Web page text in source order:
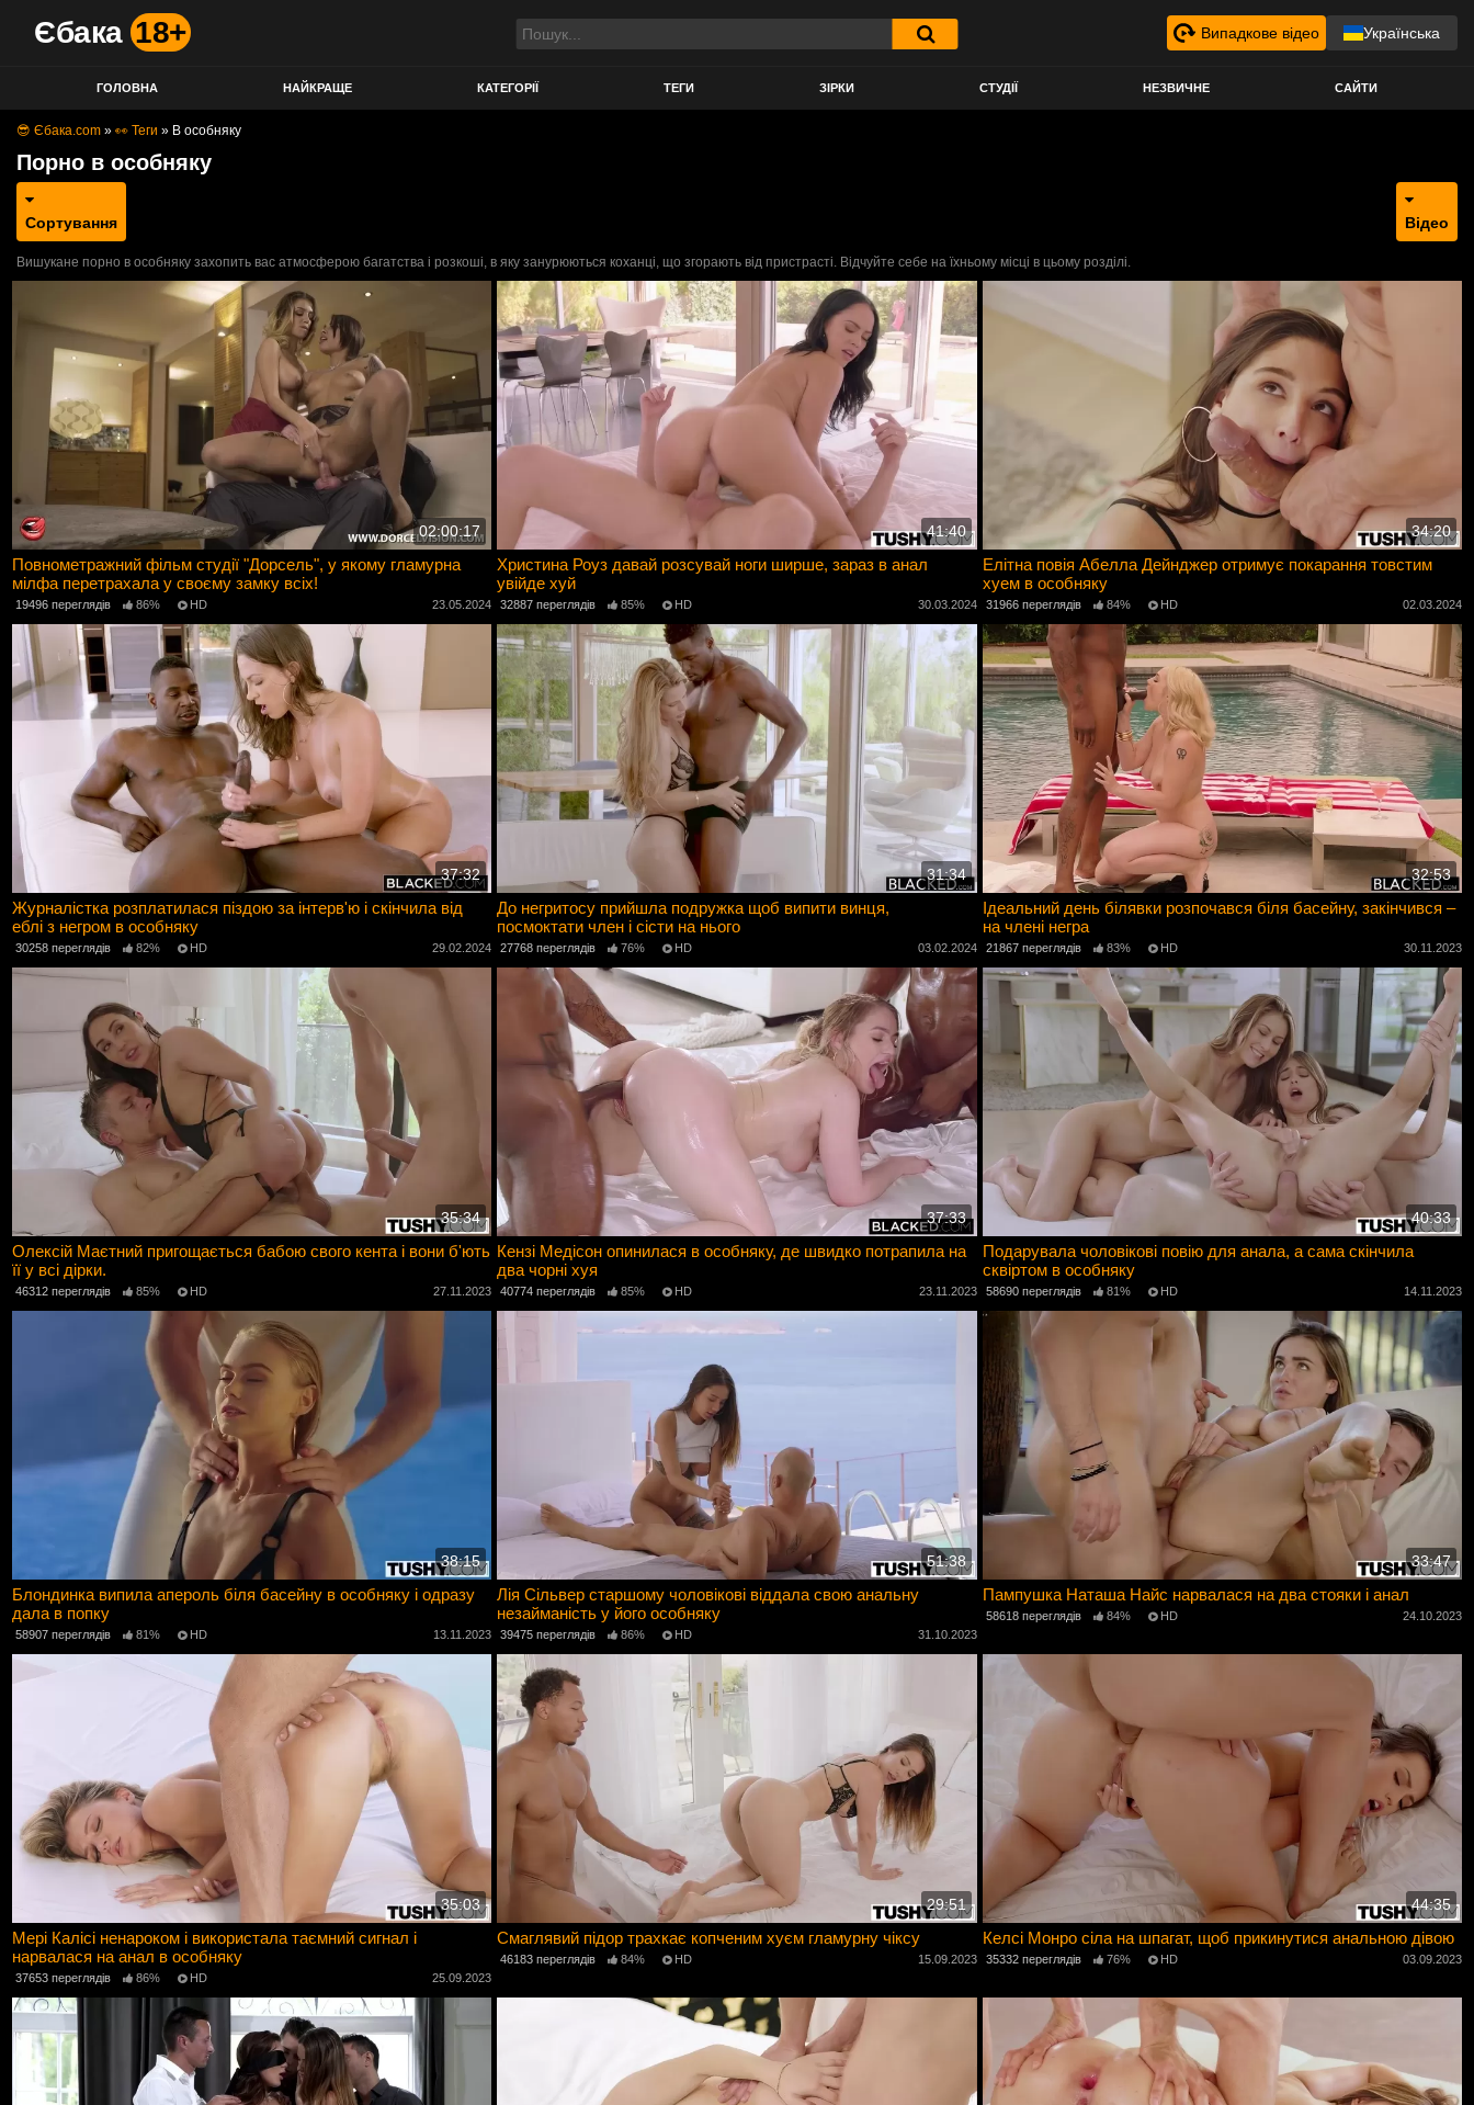
Єбака 18+ Випадкове відео Українська
ГОЛОВНА НАЙКРАЩЕ КАТЕГОРІЇ ТЕГИ ЗІРКИ СТУДІЇ НЕЗВИЧНЕ САЙТИ
😎 Єбака.com » 👀 Теги » В особняку
Порно в особняку
Сортування Відео
Вишукане порно в особняку захопить вас атмосферою багатства і розкоші, в яку занурюються коханці, що згорають від пристрасті. Відчуйте себе на їхньому місці в цьому розділі.
02:00:17
Повнометражний фільм студії "Дорсель", у якому гламурна
мілфа перетрахала у своєму замку всіх!
19496 переглядів 86% HD 23.05.2024
41:40
Христина Роуз давай розсувай ноги ширше, зараз в анал
увійде хуй
32887 переглядів 85% HD 30.03.2024
34:20
Елітна повія Абелла Дейнджер отримує покарання товстим
хуем в особняку
31966 переглядів 84% HD 02.03.2024
37:32
Журналістка розплатилася піздою за інтерв'ю і скінчила від
еблі з негром в особняку
30258 переглядів 82% HD 29.02.2024
31:34
До негритосу прийшла подружка щоб випити винця,
посмоктати член і сісти на нього
27768 переглядів 76% HD 03.02.2024
32:53
Ідеальний день білявки розпочався біля басейну, закінчився –
на члені негра
21867 переглядів 83% HD 30.11.2023
35:34
Олексій Маєтний пригощається бабою свого кента і вони б'ють
її у всі дірки.
46312 переглядів 85% HD 27.11.2023
37:33
Кензі Медісон опинилася в особняку, де швидко потрапила на
два чорні хуя
40774 переглядів 85% HD 23.11.2023
40:33
Подарувала чоловікові повію для анала, а сама скінчила
сквіртом в особняку
58690 переглядів 81% HD 14.11.2023
38:15
Блондинка випила апероль біля басейну в особняку і одразу
дала в попку
58907 переглядів 81% HD 13.11.2023
51:38
Лія Сільвер старшому чоловікові віддала свою анальну
незайманість у його особняку
39475 переглядів 86% HD 31.10.2023
33:47
Пампушка Наташа Найс нарвалася на два стояки і анал
58618 переглядів 84% HD 24.10.2023
35:03
Мері Калісі ненароком і використала таємний сигнал і
нарвалася на анал в особняку
37653 переглядів 86% HD 25.09.2023
29:51
Смаглявий підор трахкає копченим хуєм гламурну чіксу
46183 переглядів 84% HD 15.09.2023
44:35
Келсі Монро сіла на шпагат, щоб прикинутися анальною дівою
35332 переглядів 76% HD 03.09.2023